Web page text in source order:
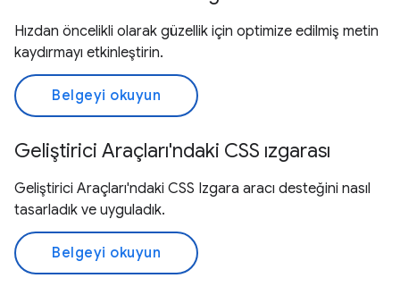
Hızdan öncelikli olarak güzellik için optimize edilmiş metin
kaydırmayı etkinleştirin.
Belgeyi okuyun
Geliştirici Araçları'ndaki CSS ızgarası
Geliştirici Araçları'ndaki CSS Izgara aracı desteğini nasıl
tasarladık ve uyguladık.
Belgeyi okuyun